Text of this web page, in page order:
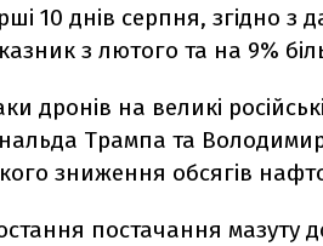
10 днів серпня, згідно
з лютого та на 9%
дронів на великі
Трампа та
зниження обсягів
постачання мазуту